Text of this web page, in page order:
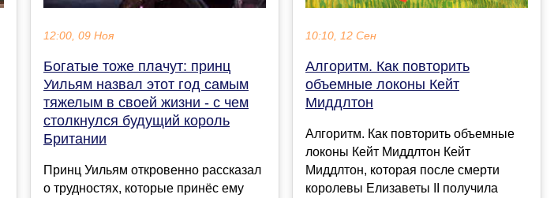
12:00, 09 Ноя
Богатые тоже плачут: принц
Уильям назвал этот год самым
тяжелым в своей жизни - с чем
столкнулся будущий король
Британии
Принц Уильям откровенно рассказал
о трудностях, которые принёс ему
10:10, 12 Сен
Алгоритм. Как повторить
объемные локоны Кейт
Миддлтон
Алгоритм. Как повторить объемные
локоны Кейт Миддлтон Кейт
Миддлтон, которая после смерти
королевы Елизаветы II получила